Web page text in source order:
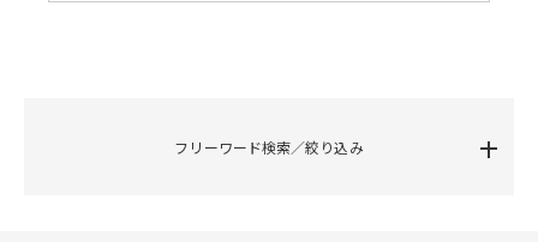
フリーワード検索／絞り込み